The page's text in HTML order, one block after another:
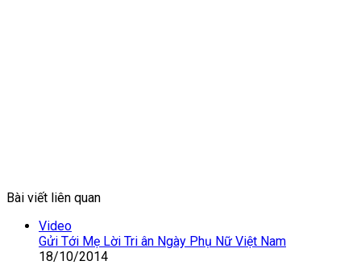
Bài viết liên quan
Video
Gửi Tới Mẹ Lời Tri ân Ngày Phụ Nữ Việt Nam
18/10/2014